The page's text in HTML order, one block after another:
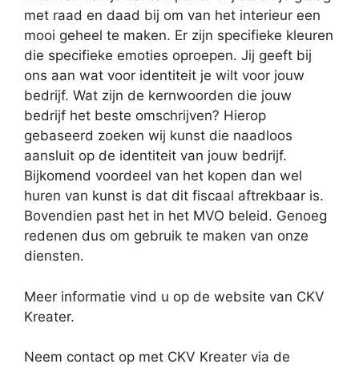
met raad en daad bij om van het interieur een
mooi geheel te maken. Er zijn specifieke kleuren
die specifieke emoties oproepen. Jij geeft bij
ons aan wat voor identiteit je wilt voor jouw
bedrijf. Wat zijn de kernwoorden die jouw
bedrijf het beste omschrijven? Hierop
gebaseerd zoeken wij kunst die naadloos
aansluit op de identiteit van jouw bedrijf.
Bijkomend voordeel van het kopen dan wel
huren van kunst is dat dit fiscaal aftrekbaar is.
Bovendien past het in het MVO beleid. Genoeg
redenen dus om gebruik te maken van onze
diensten.
Meer informatie vind u op de website van CKV
Kreater.
Neem contact op met CKV Kreater via de